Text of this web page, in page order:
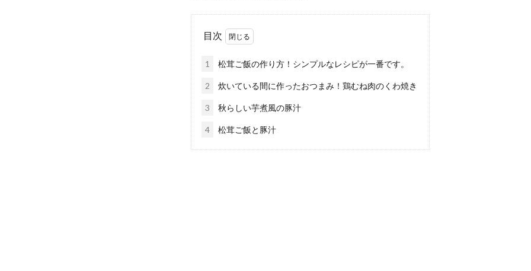
目次
1 松茸ご飯の作り方！シンプルなレシピが一番です。
2 炊いている間に作ったおつまみ！鶏むね肉のくわ焼き
3 秋らしい芋煮風の豚汁
4 松茸ご飯と豚汁